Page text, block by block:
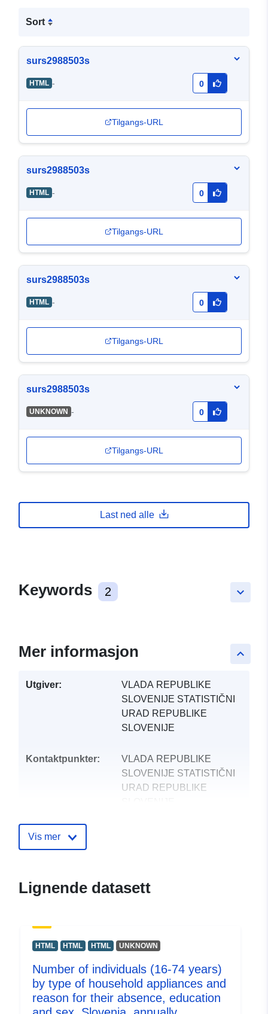
Sort
surs2988503s
HTML - 0
Tilgangs-URL
surs2988503s
HTML - 0
Tilgangs-URL
surs2988503s
HTML - 0
Tilgangs-URL
surs2988503s
UNKNOWN - 0
Tilgangs-URL
Last ned alle
keyboard_arrow_down
Keywords 2
keyboard_arrow_up
Mer informasjon
Utgiver:
VLADA REPUBLIKE
SLOVENIJE STATISTIČNI
URAD REPUBLIKE
SLOVENIJE
Kontaktpunkter:
VLADA REPUBLIKE
SLOVENIJE STATISTIČNI
URAD REPUBLIKE
Oppdatert på data.europa.eu:
uriRef: http://data.europa.eu/88u/dataset/
Vis mer
Lignende datasett
HTML HTML HTML UNKNOWN
Number of individuals (16-74 years)
by type of household appliances and
reason for their absence, education